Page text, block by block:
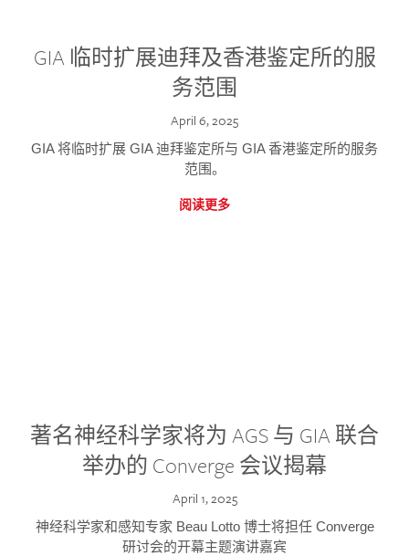
GIA 临时扩展迪拜及香港鉴定所的服
务范围
April 6, 2025
GIA 将临时扩展 GIA 迪拜鉴定所与 GIA 香港鉴定所的服务
范围。
阅读更多
著名神经科学家将为 AGS 与 GIA 联合
举办的 Converge 会议揭幕
April 1, 2025
神经科学家和感知专家 Beau Lotto 博士将担任 Converge
研讨会的开幕主题演讲嘉宾